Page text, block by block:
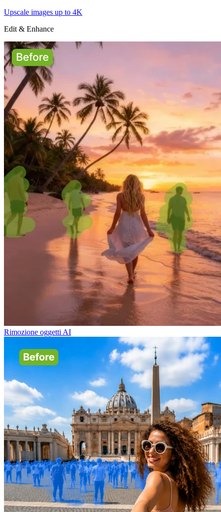
Upscale images up to 4K
Edit & Enhance
Rimozione oggetti AI